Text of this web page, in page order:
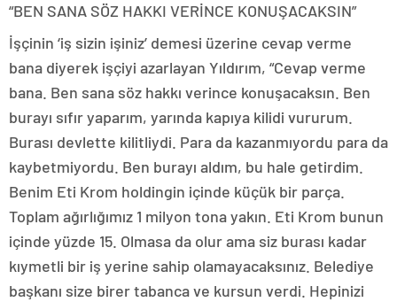
“BEN SANA SÖZ HAKKI VERİNCE KONUŞACAKSIN”
İşçinin ‘iş sizin işiniz’ demesi üzerine cevap verme
bana diyerek işçiyi azarlayan Yıldırım, “Cevap verme
bana. Ben sana söz hakkı verince konuşacaksın. Ben
burayı sıfır yaparım, yarında kapıya kilidi vururum.
Burası devlette kilitliydi. Para da kazanmıyordu para da
kaybetmiyordu. Ben burayı aldım, bu hale getirdim.
Benim Eti Krom holdingin içinde küçük bir parça.
Toplam ağırlığımız 1 milyon tona yakın. Eti Krom bunun
içinde yüzde 15. Olmasa da olur ama siz burası kadar
kıymetli bir iş yerine sahip olamayacaksınız. Belediye
başkanı size birer tabanca ve kursun verdi. Hepinizi